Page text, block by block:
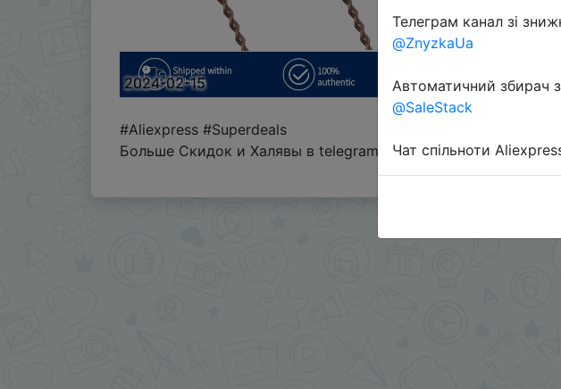
2024-02-15
#Aliexpress #Superdeals
Больше Скидок и Халявы в telegram
t.me/
Телеграм канал зі
@ZnyzkaUa
Автоматичний збирач
@SaleStack
Чат спільноти